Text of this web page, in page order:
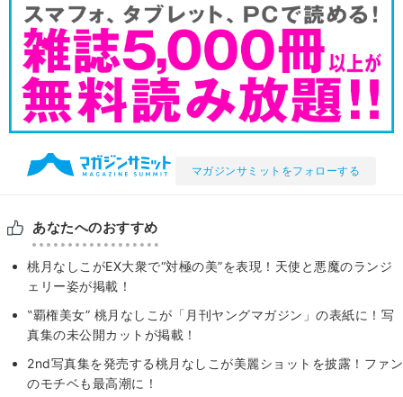
マガジンサミットをフォローする
あなたへのおすすめ
桃月なしこがEX大衆で“対極の美”を表現！天使と悪魔のランジ
ェリー姿が掲載！
‟覇権美女” 桃月なしこが「月刊ヤングマガジン」の表紙に！写
真集の未公開カットが掲載！
2nd写真集を発売する桃月なしこが美麗ショットを披露！ファン
のモチベも最高潮に！